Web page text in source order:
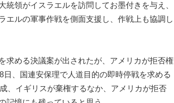
領がイスラエルを訪問してお墨付きを与え、
エルの軍事作戦を側面支援し、作戦上も協調し
める決議案が出されたが、アメリカが拒否権
、国連安保理で人道目的の即時停戦を求める
、イギリスが棄権するなか、アメリカが拒否